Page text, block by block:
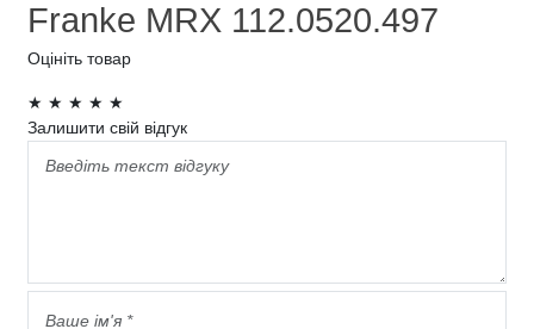
Franke MRX 112.0520.497
Оцініть товар
★ ★ ★ ★ ★
Залишити свій відгук